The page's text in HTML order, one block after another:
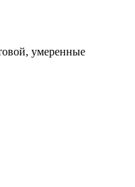
умеренные